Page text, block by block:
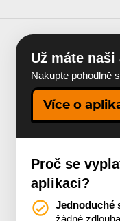
Už máte
Nakupte pohodlně
Více o
Proč se
aplikaci?
Jednoduché